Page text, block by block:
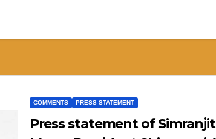
COMMENTS PRESS STATEMENT
Press statement of